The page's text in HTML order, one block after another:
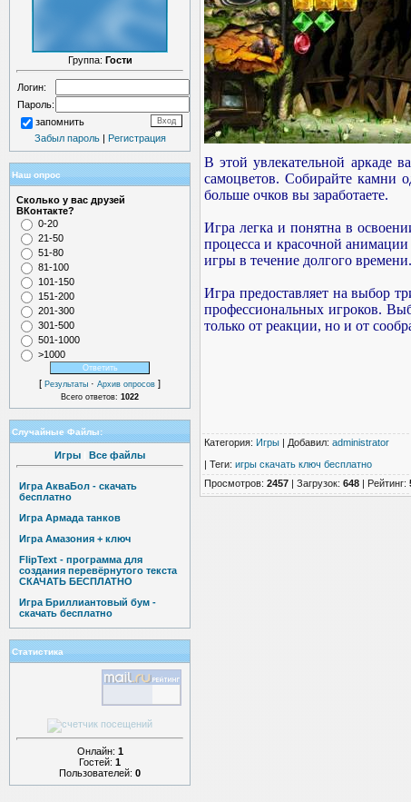
Группа: Гости
Логин:
Пароль:
запомнить
Забыл пароль| Регистрация
Наш опрос
Сколько у вас друзей
ВКонтакте?
0-20
21-50
51-80
81-100
101-150
151-200
201-300
301-500
501-1000
>1000
[ Результаты · Архив опросов ]
Всего ответов: 1022
Случайные Файлы:
Игры Все файлы
Игра АкваБол - скачать
бесплатно
Игра Армада танков
Игра Амазония + ключ
FlipText - программа для
создания перевёрнутого текста
СКАЧАТЬ БЕСПЛАТНО
Игра Бриллиантовый бум -
скачать бесплатно
Статистика
Онлайн: 1
Гостей: 1
Пользователей: 0
В этой увлекательной аркаде
самоцветов. Собирайте камни
больше очков вы заработаете.
Игра легка и понятна в
процесса и красочной
игры в течение долгого времени.
Игра предоставляет на выбор
профессиональных игроков.
только от реакции, но и от
Категория: Игры | Добавил: administrator
| Теги: игры скачать ключ бесплатно
Просмотров: 2457 | Загрузок: 648 | Рейтинг: